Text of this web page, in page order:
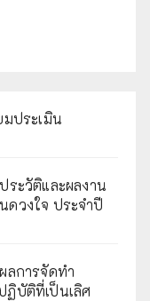
ประเมิน
ระวัติและผลงาน
ดวงใจ ประจำปี
ลการจัดทำ
ฏิบัติที่เป็นเลิศ